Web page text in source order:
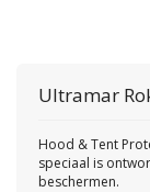
Ultramar
Hood & Tent
speciaal is
beschermen.